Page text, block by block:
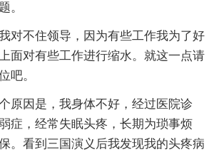
。
对不住领导，因为有些工作我为了好
面对有些工作进行缩水。就这一点请
吧。
原因是，我身体不好，经过医院诊
症，经常失眠头疼，长期为琐事烦
。看到三国演义后我发现我的头疼病